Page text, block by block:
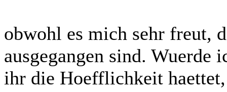
obwohl es mich sehr freut,
ausgegangen sind. Wuerde
ihr die Hoefflichkeit